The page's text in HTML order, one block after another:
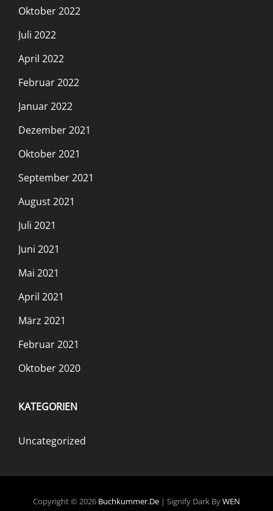
Oktober 2022
Juli 2022
April 2022
Februar 2022
Januar 2022
Dezember 2021
Oktober 2021
September 2021
August 2021
Juli 2021
Juni 2021
Mai 2021
April 2021
März 2021
Februar 2021
Oktober 2020
KATEGORIEN
Uncategorized
Copyright © 2026 Buchkummer.de | Signify Dark ByWEN